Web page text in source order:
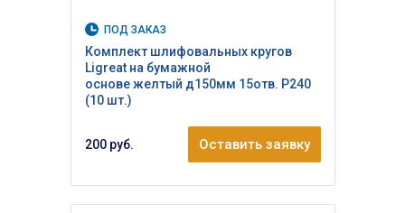
ПОД ЗАКАЗ
Комплект шлифовальных кругов
Ligreat на бумажной
основе желтый д150мм 15отв. Р240
(10 шт.)
200 руб. Оставить заявку